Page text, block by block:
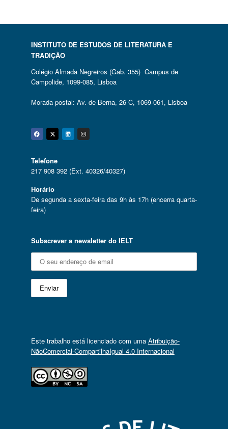
INSTITUTO DE ESTUDOS DE LITERATURA E
TRADIÇÃO
Colégio Almada Negreiros (Gab. 355) Campus de
Campolide, 1099-085, Lisboa
Morada postal: Av. de Berna, 26 C, 1069-061, Lisboa
Facebook
Twitter
Linkedin
Instagram
Telefone
217 908 392 (Ext. 40326/40327)
Horário
De segunda a sexta-feira das 9h às 17h (encerra quarta-
feira)
Subscrever a newsletter do IELT
Este trabalho está licenciado com uma Atribuição-
NãoComercial-CompartilhaIgual 4.0 Internacional